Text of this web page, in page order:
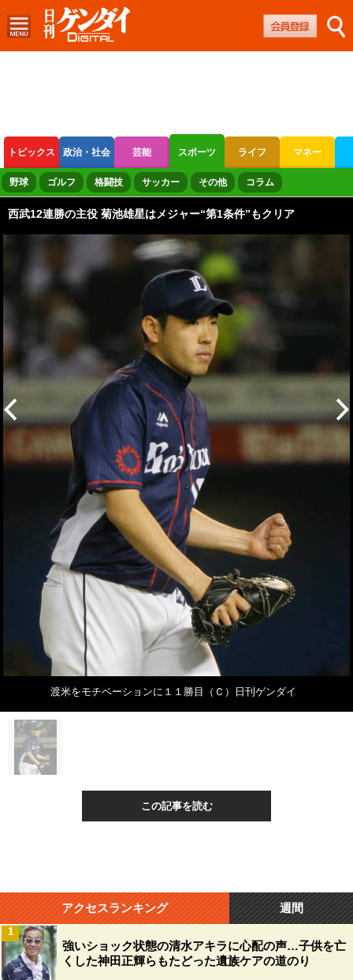
トピックス 政治・社会 芸能 スポーツ ライフ マネー
ボートレース 競輪 オートレース
野球 ゴルフ 格闘技 サッカー その他 コラム
西武12連勝の主役 菊池雄星はメジャー“第1条件”もクリア
渡米をモチベーションに１１勝目（Ｃ）日刊ゲンダイ
この記事を読む
アクセスランキング 週間
強いショック状態の清水アキラに心配の声…子供を亡
くした神田正輝らもたどった遺族ケアの道のり
1